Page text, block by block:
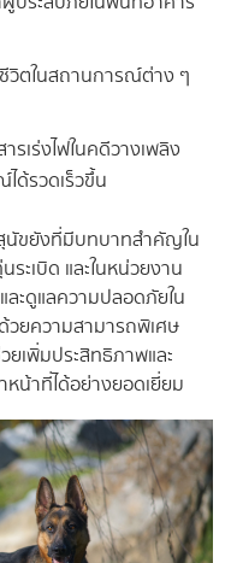
วิตในสถานการณ์ต่าง ๆ
รเร่งไฟในคดีวางเพลิง
ด้รวดเร็วขึ้น
นัขยังที่มีบทบาทสำคัญใน
ะเบิด และในหน่วยงาน
ะดูแลความปลอดภัยใน
ยความสามารถพิเศษ
เพิ่มประสิทธิภาพและ
น้าที่ได้อย่างยอดเยี่ยม